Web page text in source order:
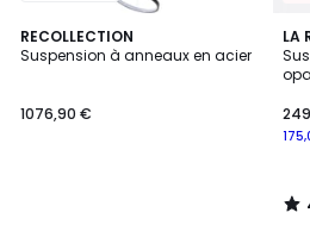
RECOLLECTION
Suspension à anneaux en acier
1076,90 €
LA
4
/
5
3
/